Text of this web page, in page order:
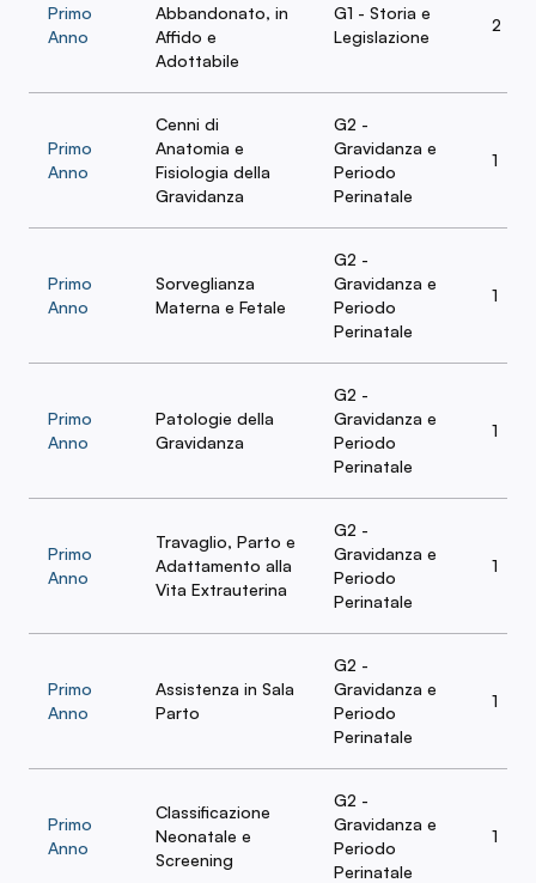
Primo
Anno
Abbandonato, in
Affido e
Adottabile
G1 - Storia e
Legislazione
2
Primo
Anno
Cenni di
Anatomia e
Fisiologia della
Gravidanza
G2 -
Gravidanza e
Periodo
Perinatale
1
Primo
Anno
Sorveglianza
Materna e Fetale
G2 -
Gravidanza e
Periodo
Perinatale
1
Primo
Anno
Patologie della
Gravidanza
G2 -
Gravidanza e
Periodo
Perinatale
1
Primo
Anno
Travaglio, Parto e
Adattamento alla
Vita Extrauterina
G2 -
Gravidanza e
Periodo
Perinatale
1
Primo
Anno
Assistenza in Sala
Parto
G2 -
Gravidanza e
Periodo
Perinatale
1
Primo
Anno
Classificazione
Neonatale e
Screening
G2 -
Gravidanza e
Periodo
Perinatale
1